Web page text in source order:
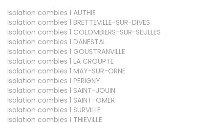
Isolation combles 1 AUTHIE
Isolation combles 1 BRETTEVILLE-SUR-DIVES
Isolation combles 1 COLOMBIERS-SUR-SEULLES
Isolation combles 1 DANESTAL
Isolation combles 1 GOUSTRANVILLE
Isolation combles 1 LA CROUPTE
Isolation combles 1 MAY-SUR-ORNE
Isolation combles 1 PERIGNY
Isolation combles 1 SAINT-JOUIN
Isolation combles 1 SAINT-OMER
Isolation combles 1 SURVILLE
Isolation combles 1 THIEVILLE